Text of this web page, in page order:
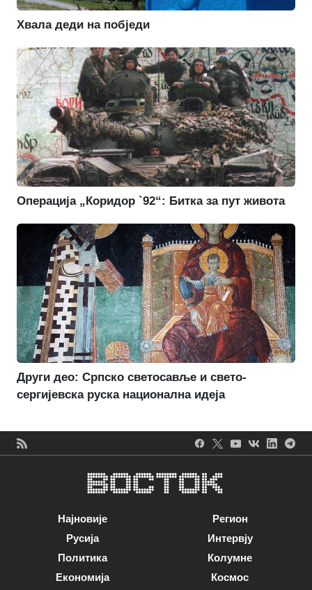
Хвала деди на побједи
Операција „Коридор `92“: Битка за пут живота
Други део: Српско светосавље и свето-
сергијевска руска национална идеја
Најновије
Русија
Политика
Економија
Регион
Интервју
Колумне
Космос